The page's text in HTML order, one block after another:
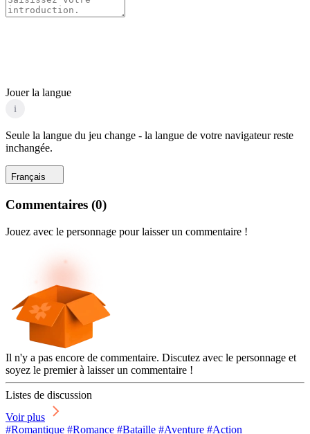
Jouer la langue
i
Seule la langue du jeu change - la langue de votre navigateur reste
inchangée.
Français
Commentaires (0)
Jouez avec le personnage pour laisser un commentaire !
Il n'y a pas encore de commentaire. Discutez avec le personnage et
soyez le premier à laisser un commentaire !
Listes de discussion
Voir plus
#Romantique #Romance #Bataille #Aventure #Action